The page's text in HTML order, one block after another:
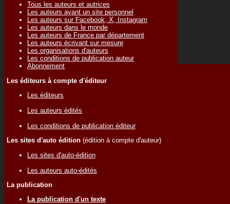
Tous les auteurs et autrices
Les auteurs ayant un site personnel
Les auteurs sur Facebook, X, Instagram
Les auteurs dans le monde
Les auteurs de France par département
Les auteurs écrivant sur mesure
Les organisations d'auteurs
Les conditions de publication auteur
Abonnement
Les éditeurs à compte d'éditeur
Les éditeurs
Les auteurs édités
Les conditions de publication éditeur
Les sites d'auto édition (édition à compte d'auteur)
Les sites d'auto-édition
Les auteurs auto-édités
La publication
La publication d'un texte